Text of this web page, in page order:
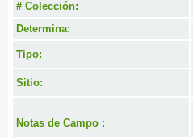
# Colección:
Determina:
Tipo:
Sitio:
Notas de Campo :